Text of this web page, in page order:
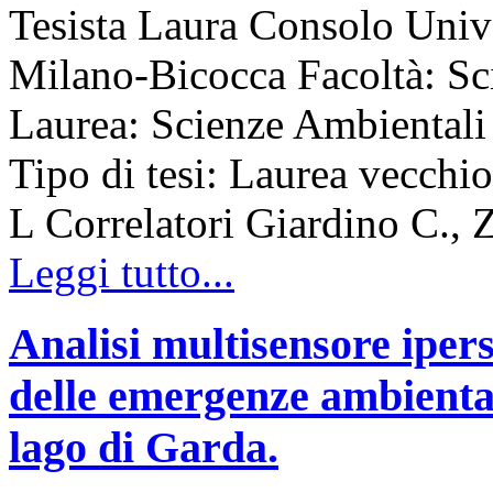
Tesista Laura Consolo
Milano-Bicocca Facoltà:
Laurea: Scienze
Tipo di tesi: Laurea
L Correlatori Giardino
Leggi tutto...
Analisi multisensore
delle emergenze
lago di Garda.